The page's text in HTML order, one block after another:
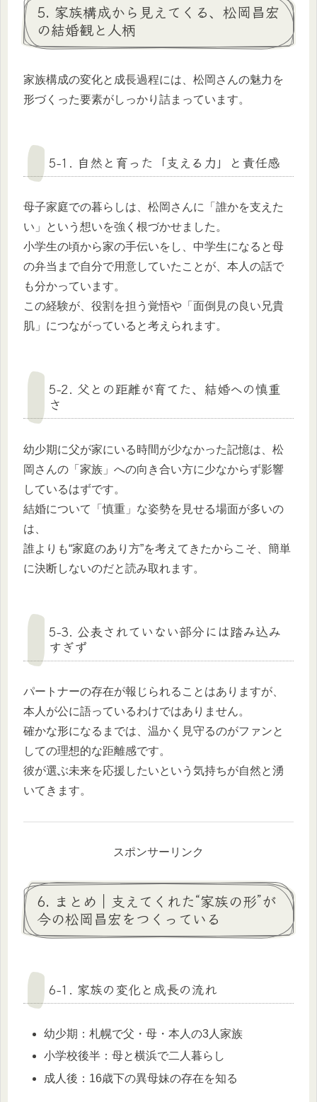
5. 家族構成から見えてくる、松岡昌宏
の結婚観と人柄
家族構成の変化と成長過程には、松岡さんの魅力を
形づくった要素がしっかり詰まっています。
5-1. 自然と育った「支える力」と責任感
母子家庭での暮らしは、松岡さんに「誰かを支えた
い」という想いを強く根づかせました。
小学生の頃から家の手伝いをし、中学生になると母
の弁当まで自分で用意していたことが、本人の話で
も分かっています。
この経験が、役割を担う覚悟や「面倒見の良い兄貴
肌」につながっていると考えられます。
5-2. 父との距離が育てた、結婚への慎重
さ
幼少期に父が家にいる時間が少なかった記憶は、松
岡さんの「家族」への向き合い方に少なからず影響
しているはずです。
結婚について「慎重」な姿勢を見せる場面が多いの
は、
誰よりも“家庭のあり方”を考えてきたからこそ、簡単
に決断しないのだと読み取れます。
5-3. 公表されていない部分には踏み込み
すぎず
パートナーの存在が報じられることはありますが、
本人が公に語っているわけではありません。
確かな形になるまでは、温かく見守るのがファンと
しての理想的な距離感です。
彼が選ぶ未来を応援したいという気持ちが自然と湧
いてきます。
スポンサーリンク
6. まとめ｜支えてくれた“家族の形”が
今の松岡昌宏をつくっている
6-1. 家族の変化と成長の流れ
幼少期：札幌で父・母・本人の3人家族
小学校後半：母と横浜で二人暮らし
成人後：16歳下の異母妹の存在を知る